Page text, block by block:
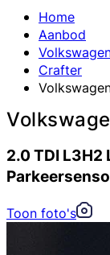
Home
Aanbod
Crafter
2.0 TDI L3H2
Toon foto's